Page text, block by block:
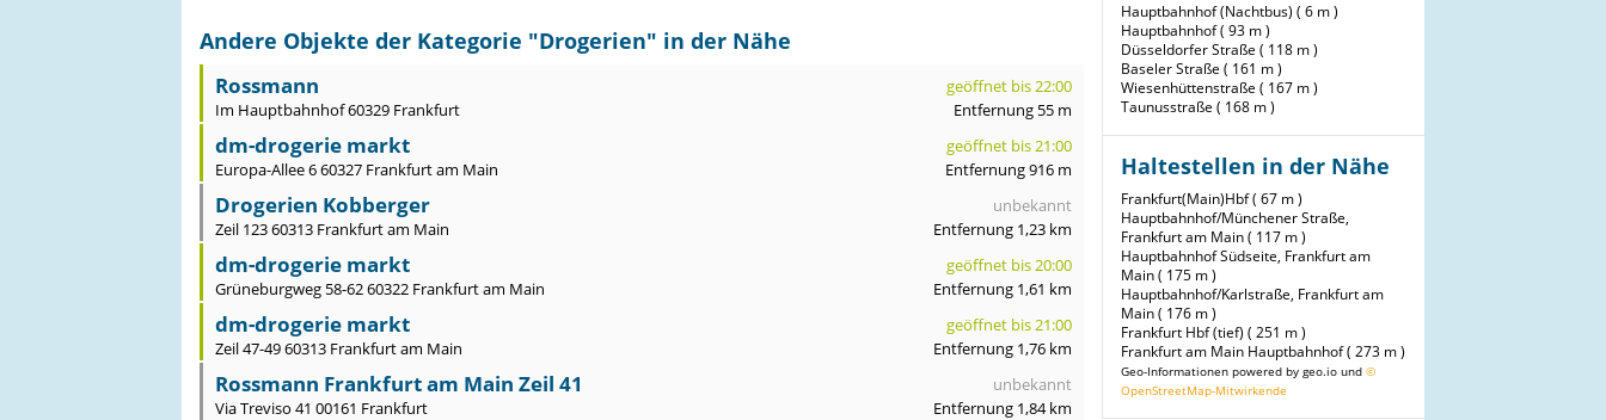
Andere Objekte der Kategorie "Drogerien" in der Nähe
Rossmann
geöffnet bis 22:00
Im Hauptbahnhof 60329 Frankfurt
Entfernung 55 m
dm-drogerie markt
geöffnet bis 21:00
Europa-Allee 6 60327 Frankfurt am Main
Entfernung 916 m
Drogerien Kobberger
unbekannt
Zeil 123 60313 Frankfurt am Main
Entfernung 1,23 km
dm-drogerie markt
geöffnet bis 20:00
Grüneburgweg 58-62 60322 Frankfurt am Main
Entfernung 1,61 km
dm-drogerie markt
geöffnet bis 21:00
Zeil 47-49 60313 Frankfurt am Main
Entfernung 1,76 km
Rossmann Frankfurt am Main Zeil 41
unbekannt
Via Treviso 41 00161 Frankfurt
Entfernung 1,84 km
Hauptbahnhof (Nachtbus) ( 6 m )
Hauptbahnhof ( 93 m )
Düsseldorfer Straße ( 118 m )
Baseler Straße ( 161 m )
Wiesenhüttenstraße ( 167 m )
Taunusstraße ( 168 m )
Haltestellen in der Nähe
Frankfurt(Main)Hbf ( 67 m )
Hauptbahnhof/Münchener Straße,
Frankfurt am Main ( 117 m )
Hauptbahnhof Südseite, Frankfurt am
Main ( 175 m )
Hauptbahnhof/Karlstraße, Frankfurt am
Main ( 176 m )
Frankfurt Hbf (tief) ( 251 m )
Frankfurt am Main Hauptbahnhof ( 273 m )
Geo-Informationen powered by geo.io und ©
OpenStreetMap-Mitwirkende